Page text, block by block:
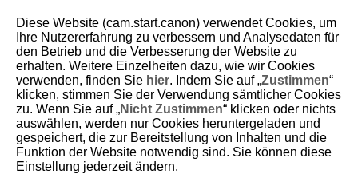
D180-004
Geeignetes Zubehör
Auf der folgenden Website finden Sie Details zu kompatiblem Zubehör.
https://cam.start.canon/H002/
Diese Website (cam.start.canon) verwendet Cookies, um
Ihre Nutzererfahrung zu verbessern und Analysedaten für
den Betrieb und die Verbesserung der Website zu
erhalten. Weitere Einzelheiten dazu, wie wir Cookies
verwenden, finden Sie hier. Indem Sie auf „Zustimmen“
klicken, stimmen Sie der Verwendung sämtlicher Cookies
zu. Wenn Sie auf „Nicht Zustimmen“ klicken oder nichts
auswählen, werden nur Cookies heruntergeladen und
gespeichert, die zur Bereitstellung von Inhalten und die
Funktion der Website notwendig sind. Sie können diese
Einstellung jederzeit ändern.